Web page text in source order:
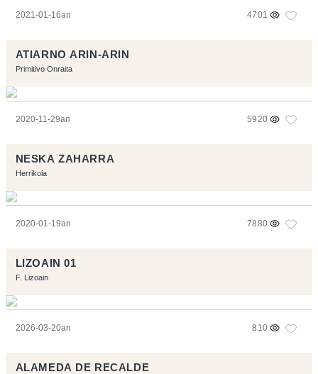
2021-01-16an 4701
ATIARNO ARIN-ARIN
Primitivo Onraita
2020-11-29an 5920
NESKA ZAHARRA
Herrikoia
2020-01-19an 7880
LIZOAIN 01
F. Lizoain
2026-03-20an 810
ALAMEDA DE RECALDE